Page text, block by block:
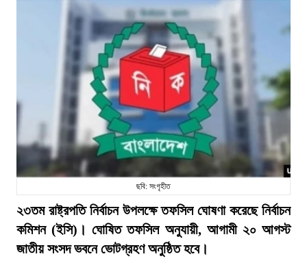
ছবি: সংগৃহীত
২৩তম রাষ্ট্রপতি নির্বাচন উপলক্ষে তফসিল ঘোষণা করেছে নির্বাচন
কমিশন (ইসি)। ঘোষিত তফসিল অনুযায়ী, আগামী ২০ আগস্ট
জাতীয় সংসদ ভবনে ভোটগ্রহণ অনুষ্ঠিত হবে।